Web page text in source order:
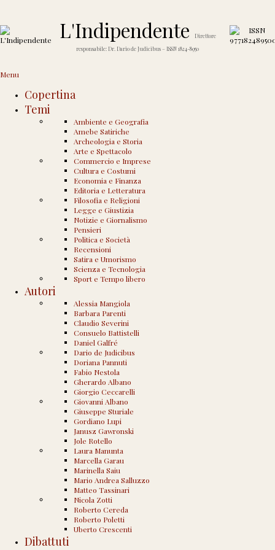
L'Indipendente
Direttore
responsabile: Dr. Dario de Judicibus – ISSN 1824-8950
Menu
Copertina
Temi
Ambiente e Geografia
Amebe Satiriche
Archeologia e Storia
Arte e Spettacolo
Commercio e Imprese
Cultura e Costumi
Economia e Finanza
Editoria e Letteratura
Filosofia e Religioni
Legge e Giustizia
Notizie e Giornalismo
Pensieri
Politica e Società
Recensioni
Satira e Umorismo
Scienza e Tecnologia
Sport e Tempo libero
Autori
Alessia Mangiola
Barbara Parenti
Claudio Severini
Consuelo Battistelli
Daniel Galfré
Dario de Judicibus
Doriana Pannuti
Fabio Nestola
Gherardo Albano
Giorgio Ceccarelli
Giovanni Albano
Giuseppe Sturiale
Gordiano Lupi
Janusz Gawronski
Jole Rotello
Laura Manunta
Marcella Garau
Marinella Saiu
Mario Andrea Salluzzo
Matteo Tassinari
Nicola Zotti
Roberto Cereda
Roberto Poletti
Uberto Crescenti
Dibattuti
Esuberi a Go Go
Pubblicato il 10 Settembre 2008daDario de Judicibus
C’è una cosa che non
capisco dell’intricata
vicenda «Alitalia».
Il 28 marzo 2008 i giornaliriportavano:
Confermati i 2.100 esuberi … sarebbero così distribuiti:
1.620 per Alitalia Fly e 500 per Alitalia Servizi. Nel
documento si specifica che gli esuberi riguardano 507 piloti,
594 assistenti di volo, 121 dipendenti all’estero e 398 del
personale di terra in Italia. Il gruppo Air France-Klm “ha
scelto — si legge nel nuovo documento — come linea di
condotta di non abbandonare nessun dipendente,
prevedendo “un forte piano di accompagnamento sociale”.
Il 28 agosto 2008 leagenzie di stampa
Gli esuberi previsti dal piano per il salvataggio di Alitalia
saranno "meno di quelli che comportava la svendita" ad Air
France tentata dal governo Prodi. Lo sottolinea il presidente
del Consiglio, Silvio Berlusconi, leggendo una sua
dichiarazione a Palazzo Chigi.
Qualche giorno fa leggo sullaRepubblica